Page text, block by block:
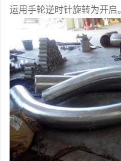
运用手轮逆时针旋转为开启。